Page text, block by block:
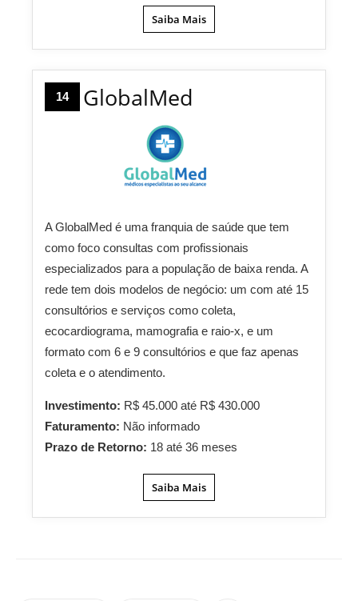
Saiba Mais
14 GlobalMed
A GlobalMed é uma franquia de saúde que tem
como foco consultas com profissionais
especializados para a população de baixa renda. A
rede tem dois modelos de negócio: um com até 15
consultórios e serviços como coleta,
ecocardiograma, mamografia e raio-x, e um
formato com 6 e 9 consultórios e que faz apenas
coleta e o atendimento.
Investimento: R$ 45.000 até R$ 430.000
Faturamento: Não informado
Prazo de Retorno: 18 até 36 meses
Saiba Mais